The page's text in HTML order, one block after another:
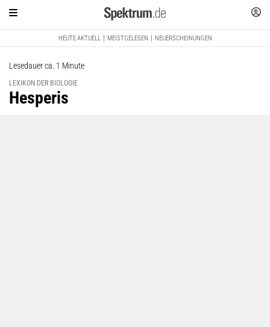
HEUTE AKTUELL MEISTGELESEN NEUERSCHEINUNGEN
Lesedauer ca. 1 Minute
LEXIKON DER BIOLOGIE
:
Hesperis